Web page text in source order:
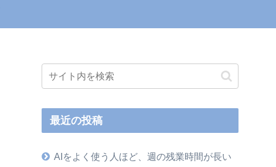
最近の投稿
AIをよく使う人ほど、週の残業時間が長い